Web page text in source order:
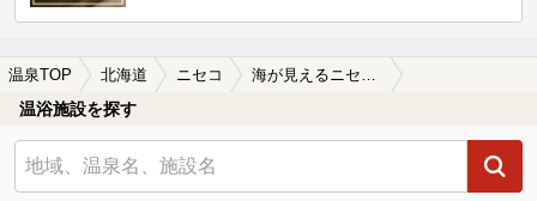
温泉TOP 北海道 ニセコ 海が見えるニセコの温泉、日帰り温泉、スーパー銭湯おすすめ
温浴施設を探す